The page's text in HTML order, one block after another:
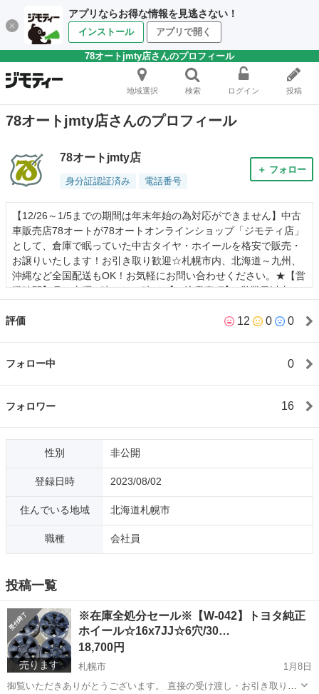
アプリならお得な情報を見逃さない！
インストール アプリで開く
78オートjmty店さんのプロフィール
地域選択 検索 ログイン 投稿
78オートjmty店さんのプロフィール
78オートjmty店
身分証認証済み 電話番号
＋ フォロー
【12/26～1/5までの期間は年末年始の為対応ができません】中古
車販売店78オートが78オートオンラインショップ「ジモティ店」
として、倉庫で眠っていた中古タイヤ・ホイールを格安で販売・
お譲りいたします！お引き取り歓迎☆札幌市内、北海道～九州、
沖縄など全国配送もOK！お気軽にお問い合わせください。★【営
業時間】月～土曜/9時から18時 ★【ご注意事項】3営業日以内に
他の方へお譲りいたしますので、ご了承ください。★【あんしん
評価 12 0 0
フォロー中 0
フォロワー 16
性別 非公開
登録日時 2023/08/02
住んでいる地域 北海道札幌市
職種 会社員
投稿一覧
売ります
※在庫全処分セール※【W-042】トヨタ純正
ホイール☆16x7JJ☆6穴/30…
18,700円
札幌市
1月8日
御覧いただきありがとうございます。 直接の受け渡し・お引き取り大